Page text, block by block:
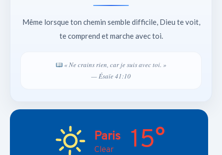
Même lorsque ton chemin semble difficile, Dieu te voit,
te comprend et marche avec toi.
« Ne crains rien, car je suis avec toi. »
— Ésaïe 41:10
Paris
Clear 15°